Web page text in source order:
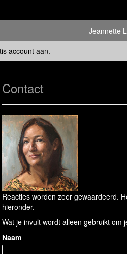
Jeannette
account aan.
Contact
Reacties worden zeer gewaardeerd.
hieronder.
Wat je invult wordt alleen gebruikt om
Naam